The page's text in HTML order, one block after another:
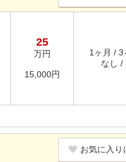
25
万円
15,000円
1ヶ月 / 3
なし /
お気に入り